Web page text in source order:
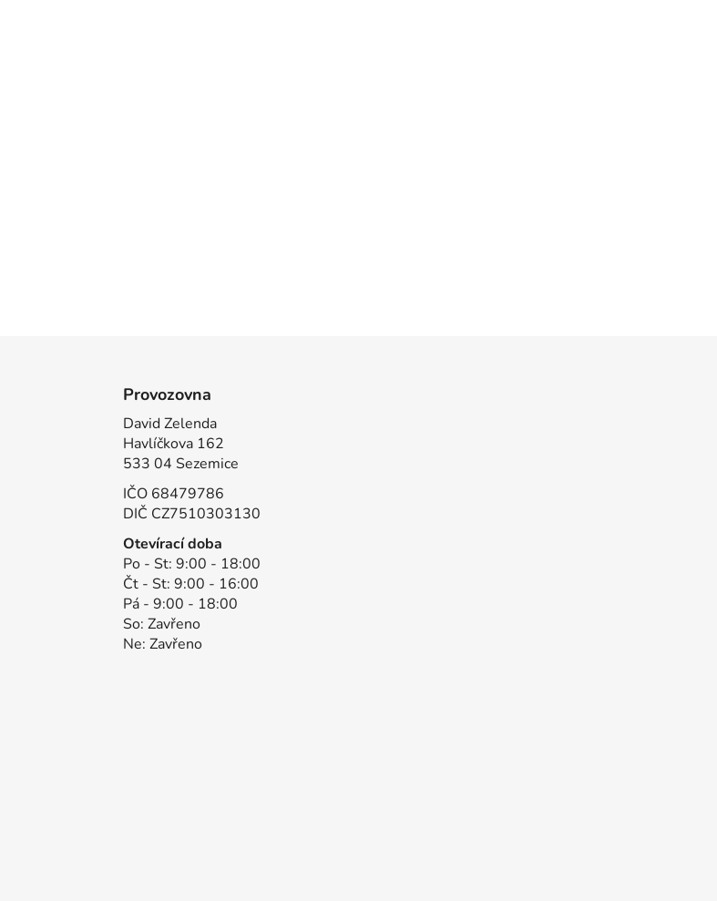
Provozovna
David Zelenda
Havlíčkova 162
533 04 Sezemice
IČO 68479786
DIČ CZ7510303130
Otevírací doba
Po - St: 9:00 - 18:00
Čt - St: 9:00 - 16:00
Pá - 9:00 - 18:00
So: Zavřeno
Ne: Zavřeno